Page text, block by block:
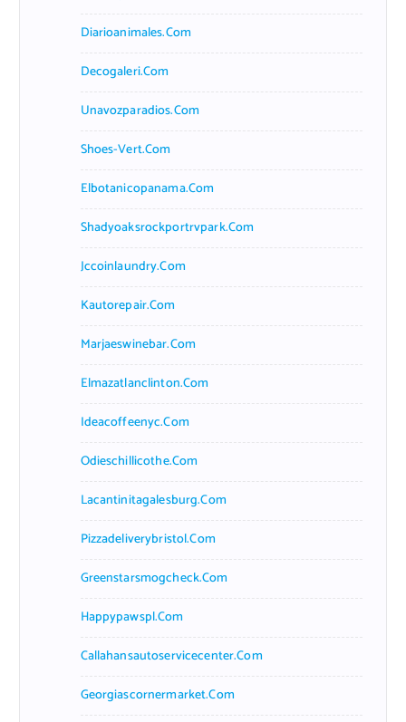
Diarioanimales.com
Decogaleri.com
Unavozparadios.com
Shoes-Vert.com
Elbotanicopanama.com
Shadyoaksrockportrvpark.com
Jccoinlaundry.com
Kautorepair.com
Marjaeswinebar.com
Elmazatlanclinton.com
Ideacoffeenyc.com
Odieschillicothe.com
Lacantinitagalesburg.com
Pizzadeliverybristol.com
Greenstarsmogcheck.com
Happypawspl.com
Callahansautoservicecenter.com
Georgiascornermarket.com